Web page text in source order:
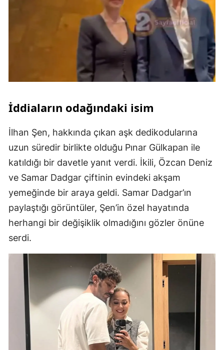
İddiaların odağındaki isim
İlhan Şen, hakkında çıkan aşk dedikodularına
uzun süredir birlikte olduğu Pınar Gülkapan ile
katıldığı bir davetle yanıt verdi. İkili, Özcan Deniz
ve Samar Dadgar çiftinin evindeki akşam
yemeğinde bir araya geldi. Samar Dadgar’ın
paylaştığı görüntüler, Şen’in özel hayatında
herhangi bir değişiklik olmadığını gözler önüne
serdi.